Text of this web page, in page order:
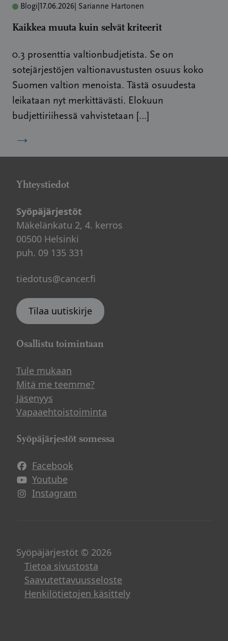
Blogi 17.06.2026 | Sarianne Hartonen
Kaikkea muuta kuin selvät kriteerit
0.3 prosenttia valtionbudjetista. Se on
sotejärjestöjen valtionavustusten osuus koko
Suomen valtion menoista. Tästä osuudesta
leikataan nyt merkittävästi. Elokuun
budjettiriihessä vahvistetaan […]
→
Yhteystiedot
Syöpäjärjestöt
Mäkelänkatu 2, 4. kerros
00500 Helsinki
puh. 09 135 331
tiedotus@cancer.fi
Tilaa uutiskirje
Osallistu toimintaan
Tule mukaan
Mitä me teemme?
Jäsenyys
Vapaaehtoistoiminta
Syöpäjärjestöt somessa
Facebook
Avautuu uuteen ikkunaan
Youtube
Avautuu uuteen ikkunaan
Instagram
Avautuu uuteen ikkunaan
Syöpäjärjestöt © 2026
Tietoa sivustosta
Saavutettavuusseloste
Henkilötietojen käsittely